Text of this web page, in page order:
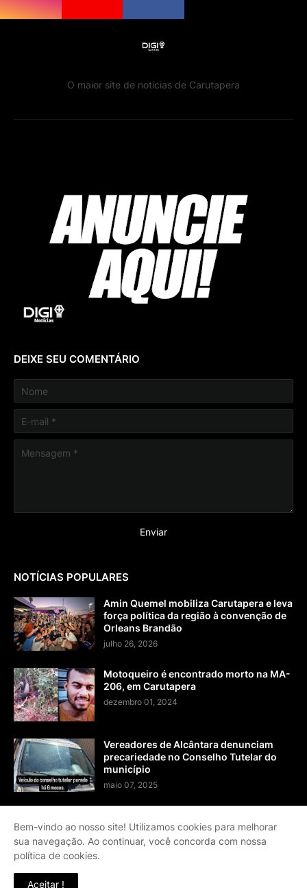
O maior site de notícias de Carutapera
DEIXE SEU COMENTÁRIO
NOTÍCIAS POPULARES
Amin Quemel mobiliza Carutapera e leva
força política da região à convenção de
Orleans Brandão
julho 26, 2026
Motoqueiro é encontrado morto na MA-
206, em Carutapera
dezembro 01, 2024
Vereadores de Alcântara denunciam
precariedade no Conselho Tutelar do
município
maio 07, 2025
Página Inicial Contato Sobre
Termos de Serviço
Bem-vindo ao nosso site! Utilizamos cookies para melhorar
sua navegação. Ao continuar, você concorda com nossa
política de cookies.
Aceitar !